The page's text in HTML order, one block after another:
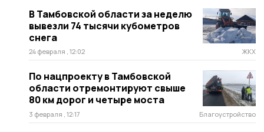
В Тамбовской области за неделю
вывезли 74 тысячи кубометров
снега
24 февраля , 12:02 ЖКХ
По нацпроекту в Тамбовской
области отремонтируют свыше
80 км дорог и четыре моста
3 февраля , 12:17 Благоустройство